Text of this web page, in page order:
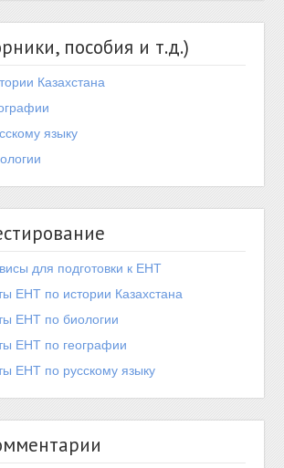
пособия и т.д.)
Казахстана
языку
для подготовки к ЕНТ
ЕНТ по истории Казахстана
ЕНТ по биологии
ЕНТ по географии
ЕНТ по русскому языку